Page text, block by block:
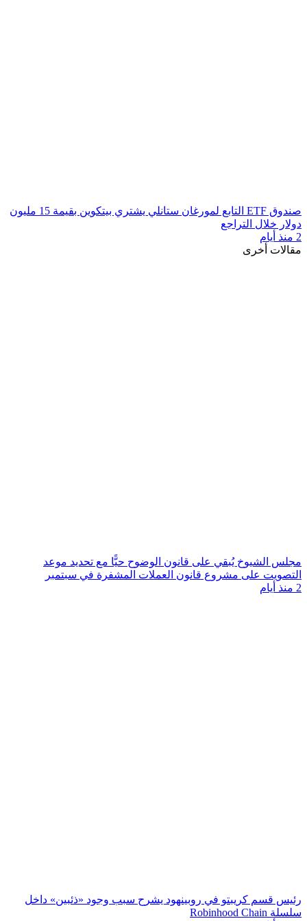
صندوق ETF التابع لمورغان ستانلي يشتري بيتكوين بقيمة 15 مليون
دولار خلال التراجع
2 منذ أيام
مقالات أخرى
مجلس الشيوخ يُبقي على قانون الوضوح حيًّا مع تحديد موعد
التصويت على مشروع قانون العملات المشفرة في سبتمبر
2 منذ أيام
رئيس قسم كريبتو في روبينهود يشرح سبب وجود «ذئبين» داخل
سلسلة Robinhood Chain